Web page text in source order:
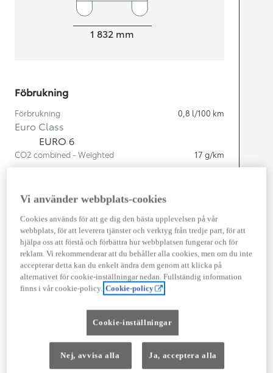
1 832 mm
Föbrukning
Förbrukning 0,8 l/100 km
Euro Class
EURO 6
CO2 combined - Weighted 17 g/km
Motor
Kapacitet
1 987cc
Effekt
164kw (223 hk)
Prestanda
Acceleration 0-100km/h
7,4
Växellåda
Framhjulsdrift
Vi använder webbplats-cookies
Cookies används för att ge dig den bästa upplevelsen på vår
webbplats, för att leverera tjänster och verktyg från tredje part, för att
hjälpa oss att förstå och förbättra hur webbplatsen fungerar och för
reklam. Vi rekommenderar att du behåller alla cookies, men om du inte
accepterar detta kan du enkelt ändra dem genom att klicka på
alternativet för cookie-inställningar nedan. Fullständig information
finns i vår cookie-policy. Cookie-policy
Cookie-inställningar
Nej, avvisa alla Ja, acceptera alla